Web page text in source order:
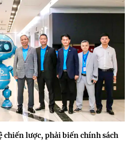
chiến lược, phải biến chính sách